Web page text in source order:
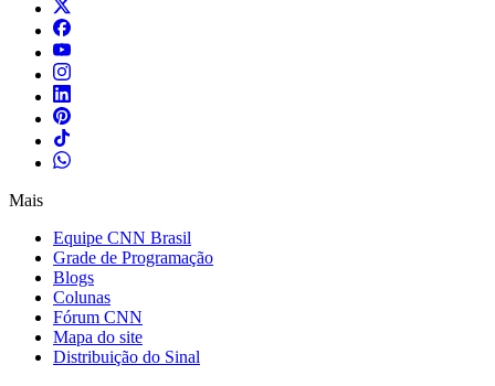
Mais
Equipe CNN Brasil
Grade de Programação
Blogs
Colunas
Fórum CNN
Mapa do site
Distribuição do Sinal